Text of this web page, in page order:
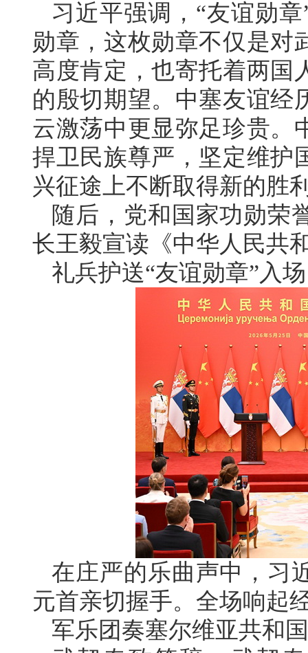
习近平强调，“友谊勋
勋章，这枚勋章不仅是对
高度肯定，也寄托着两国
的殷切期望。中塞友谊经
云激荡中更显弥足珍贵。
捍卫民族尊严，坚定维护
兴征途上不断取得新的胜
随后，党和国家功勋荣
长王毅宣读《中华人民共
礼兵护送“友谊勋章”入
在庄严的乐曲声中，习
元首亲切握手。全场响起
军乐团奏塞尔维亚共和